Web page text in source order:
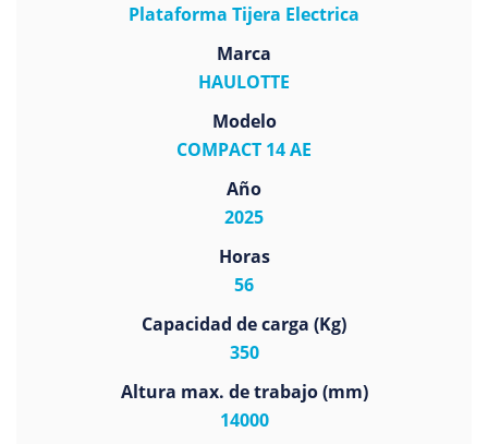
Plataforma Tijera Electrica
Marca
HAULOTTE
Modelo
COMPACT 14 AE
Año
2025
Horas
56
Capacidad de carga (Kg)
350
Altura max. de trabajo (mm)
14000